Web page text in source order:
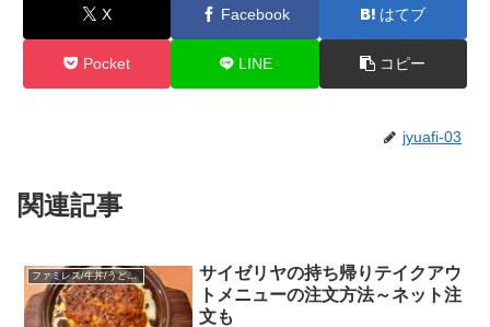
X Facebook はてブ
Pocket LINE コピー
jyuafi-03
関連記事
ファミレス/牛丼/うどん/中華
サイゼリヤの持ち帰りテイクアウ
トメニューの注文方法～ネット注
文も